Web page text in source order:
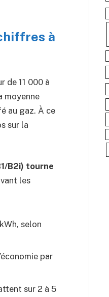
à
de 11 000 à
moyenne
au gaz. À ce
sur la
B2i) tourne
les
selon
par
sur 2 à 5